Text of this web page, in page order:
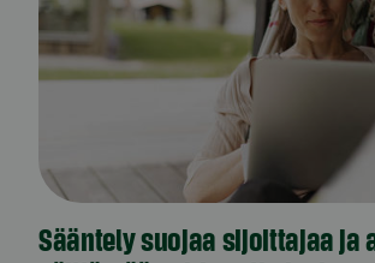
Sääntely suojaa sijoittajaa ja